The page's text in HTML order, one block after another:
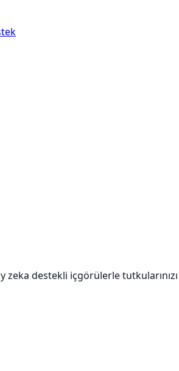
zeka destekli içgörülerle